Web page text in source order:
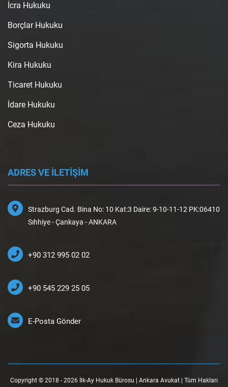
İcra Hukuku
Borçlar Hukuku
Sigorta Hukuku
Kira Hukuku
Ticaret Hukuku
İdare Hukuku
Ceza Hukuku
ADRES VE İLETİŞİM
Strazburg Cad. Bina No: 10 Kat:3 Daire: 9-10-11-12 PK:06410
Sıhhiye - Çankaya - ANKARA
+90 312 995 02 02
+90 545 229 25 05
E-Posta Gönder
Copyright © 2018 - 2026 İlk-Ay Hukuk Bürosu | Ankara Avukat | Tüm Hakları